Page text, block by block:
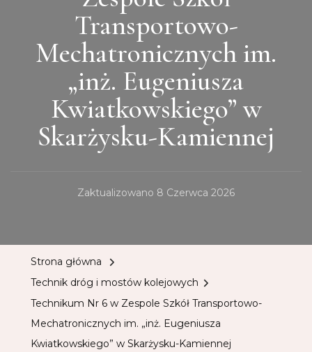
Transportowo-
Mechatronicznych im.
„inż. Eugeniusza
Kwiatkowskiego” w
Skarżysku-Kamiennej
Zaktualizowano 8 Czerwca 2026
Strona główna
Technik dróg i mostów kolejowych
Technikum Nr 6 w Zespole Szkół Transportowo-
Mechatronicznych im. „inż. Eugeniusza
Kwiatkowskiego” w Skarżysku-Kamiennej